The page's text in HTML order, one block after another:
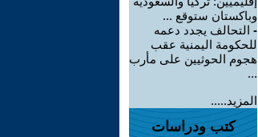
وباكستان ستوقع ...
- التحالف يجدد دعمه
للحكومة اليمنية عقب
هجوم الحوثيين على مأرب
...
المزيد.....
كتب ودراسات